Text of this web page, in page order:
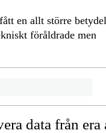
en allt större
föråldrade men
data från